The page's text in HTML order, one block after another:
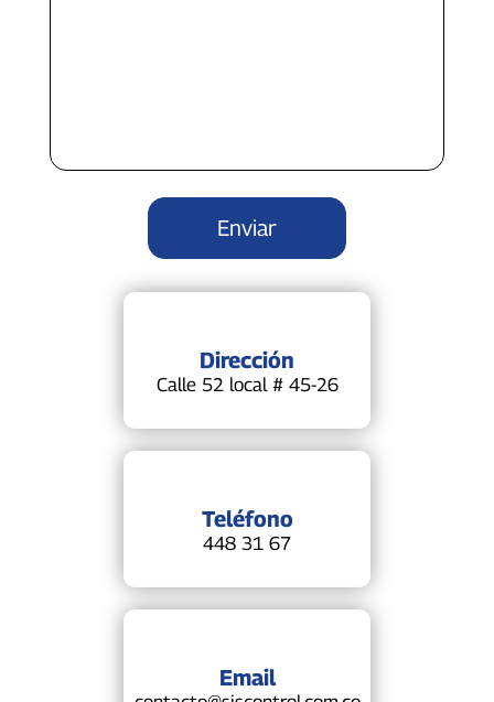
Dirección
Calle 52 local # 45-26
Teléfono
448 31 67
Email